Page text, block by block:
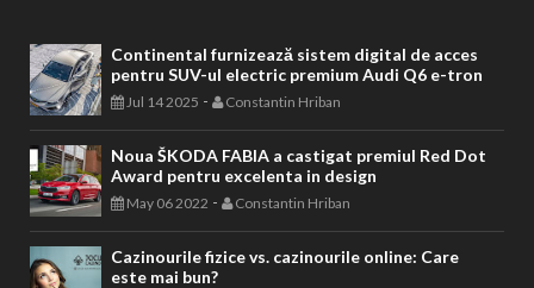
Continental furnizează sistem digital de acces
pentru SUV-ul electric premium Audi Q6 e-tron
Jul 14 2025 - Constantin Hriban
Noua ŠKODA FABIA a castigat premiul Red Dot
Award pentru excelenta in design
May 06 2022 - Constantin Hriban
Cazinourile fizice vs. cazinourile online: Care
este mai bun?